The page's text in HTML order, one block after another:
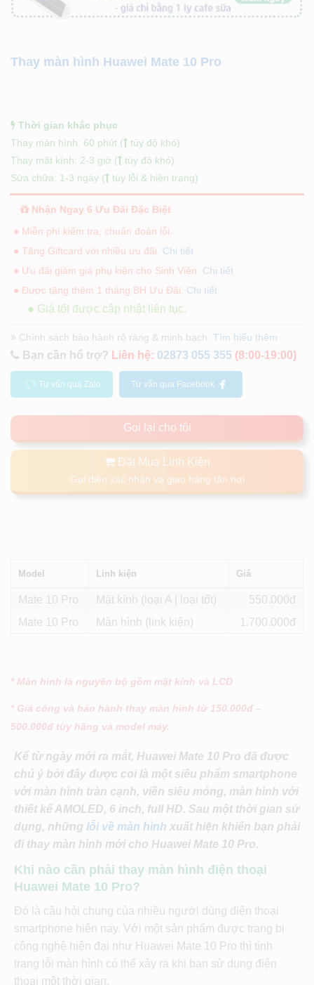
Thay màn hình Huawei Mate 10 Pro
Thời gian khắc phục
Thay màn hình: 60 phút (
tùy độ khó)
Thay mặt kính: 2-3 giờ (
tùy độ khó)
Sửa chữa: 1-3 ngày (
tùy lỗi & hiện trạng)
Nhận Ngay 6 Ưu Đãi Đặc Biệt
● Miễn phí kiểm tra, chuẩn đoán lỗi.
● Tặng Giftcard với nhiều ưu đãi. Chi tiết
● Ưu đãi giảm giá phụ kiện cho Sinh Viên. Chi tiết
● Được tặng thêm 1 tháng BH Ưu Đãi. Chi tiết
● Giá tốt được cập nhật liên tục.
Chính sách bảo hành rõ ràng & minh bạch. Tìm hiểu thêm
Bạn cần hổ trợ? Liên hệ: 02873 055 355 (8:00-19:00)
Tư vấn qua Zalo Tư vấn qua Facebook
Gọi lại cho tôi
Đặt Mua Linh Kiện
Gọi điện xác nhận và giao hàng tận nơi
Model Linh kiện Giá
Mate 10 Pro Mặt kính (loại A | loại tốt)
550
Mate 10 Pro
Màn hình (link kiện) 1.700
* Màn hình là nguyên bộ gồm mặt kính và LCD
* Giá công và bảo hành thay màn hình từ 150.000đ –
500.000đ tùy hãng và model máy.
Kể từ ngày mới ra mắt, Huawei Mate 10 Pro đã được
chú ý bởi đây được coi là một siêu phẩm smartphone
với màn hình tràn cạnh, viền siêu mỏng, màn hình với
thiết kế AMOLED, 6 inch, full HD. Sau một thời gian sử
dụng, những lỗi về màn hình xuất hiện khiến bạn phải
đi thay màn hình mới cho Huawei Mate 10 Pro.
Khi nào cần phải thay màn hình điện thoại
Huawei Mate 10 Pro?
Đó là câu hỏi chung của nhiều người dùng điện thoại
smartphone hiện nay. Với một sản phẩm được trang bị
công nghệ hiện đại như Huawei Mate 10 Pro thì tình
trạng lỗi màn hình có thể xảy ra khi bạn sử dụng điện
thoại một thời gian.